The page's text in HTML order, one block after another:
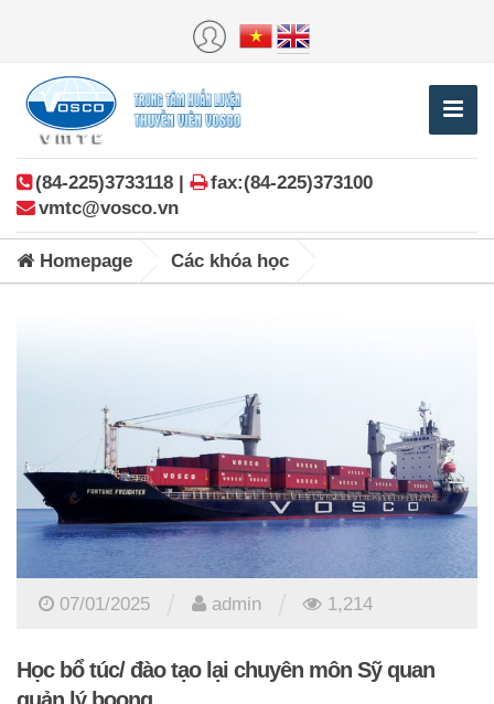
(84-225)3733118 |
fax:(84-225)373100
vmtc@vosco.vn
Homepage Các khóa học
07/01/2025 admin 1,214
Học bổ túc/ đào tạo lại chuyên môn Sỹ quan
quản lý boong